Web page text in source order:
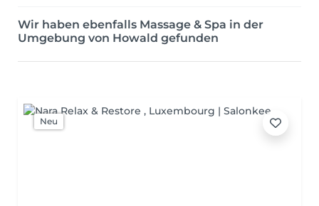
Wir haben ebenfalls Massage & Spa in der
Umgebung von Howald gefunden
Neu